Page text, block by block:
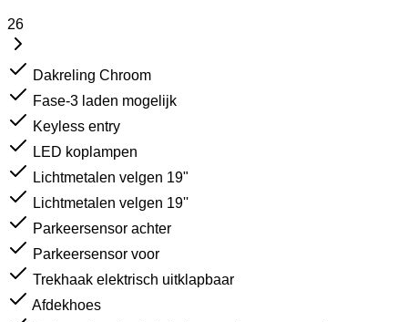
26
Dakreling Chroom
Fase-3 laden mogelijk
Keyless entry
LED koplampen
Lichtmetalen velgen 19"
Lichtmetalen velgen 19''
Parkeersensor achter
Parkeersensor voor
Trekhaak elektrisch uitklapbaar
Afdekhoes